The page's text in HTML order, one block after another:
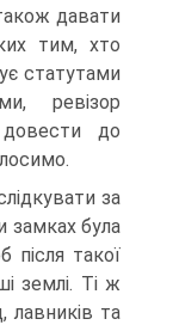
давати
тим, хто
статутами
ревізор
до
за
замках була
після такої
землі. Ті ж
лавників та